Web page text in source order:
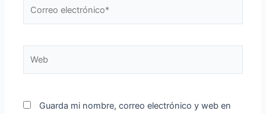
Guarda mi nombre, correo electrónico y web en